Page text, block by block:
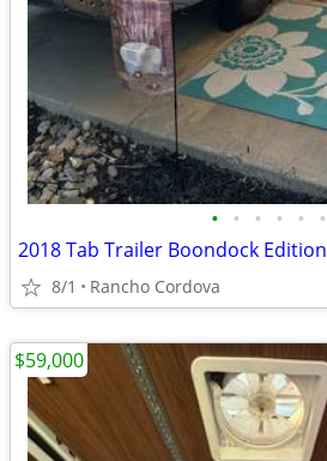
• • • • • •
2018 Tab Trailer Boondock Edition
8/1 Rancho Cordova
$59,000